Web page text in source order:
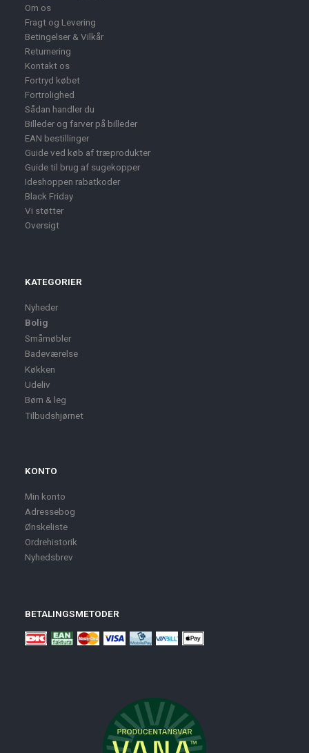
Om os
Fragt og Levering
Betingelser & Vilkår
Returnering
Kontakt os
Fortryd købet
Fortrolighed
Sådan handler du
Billeder og farver på billeder
EAN bestillinger
Guide ved køb af træprodukter
Guide til brug af sugekopper
Ideshoppen rabatkoder
Black Friday
Vi støtter
Oversigt
KATEGORIER
Nyheder
Bolig
Småmøbler
Badeværelse
Køkken
Udeliv
Børn & leg
Tilbudshjørnet
KONTO
Min konto
Adressebog
Ønskeliste
Ordrehistorik
Nyhedsbrev
BETALINGSMETODER